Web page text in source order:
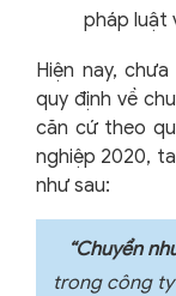
pháp luật
Hiện nay,
quy định về
căn cứ theo
nghiệp 2020,
như sau:
“Chuyển
trong công